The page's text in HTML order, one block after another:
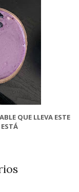
QUE LLEVA ESTE